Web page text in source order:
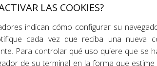
LAS COOKIES?
indican cómo configurar su
cada vez que reciba una nueva
Para controlar qué uso quiere que se
de su terminal en la forma que